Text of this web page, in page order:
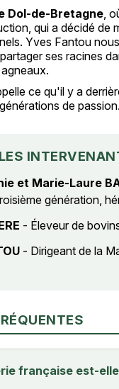
Dol-de-Bretagne ,
qui a décidé de
Yves Fantou
ses racines
ce qu'il y a
de passion.
et Marie-Laure
génération,
- Éleveur de
- Dirigeant de la
française est-